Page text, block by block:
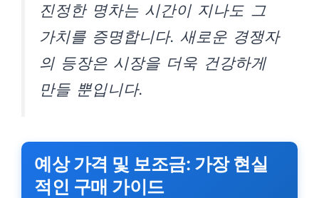
진정한 명차는 시간이 지나도 그
가치를 증명합니다. 새로운 경쟁자
의 등장은 시장을 더욱 건강하게
만들 뿐입니다.
예상 가격 및 보조금: 가장 현실
적인 구매 가이드